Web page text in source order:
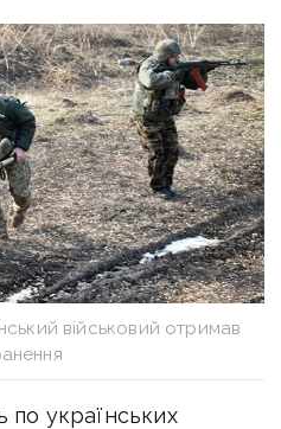
військовий отримав
по українських